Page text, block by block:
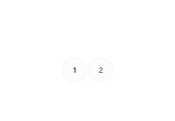
1 2